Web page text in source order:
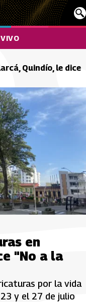
Quindío, le dice
en
"No a la
por la vida
y el 27 de julio